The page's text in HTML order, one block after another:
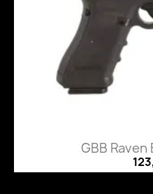
GBB Raven